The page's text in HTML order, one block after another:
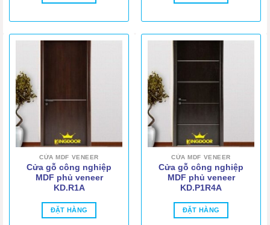
CỬA MDF VENEER
Cửa gỗ công nghiệp
MDF phủ veneer
KD.R1A
ĐẶT HÀNG
CỬA MDF VENEER
Cửa gỗ công nghiệp
MDF phủ veneer
KD.P1R4A
ĐẶT HÀNG